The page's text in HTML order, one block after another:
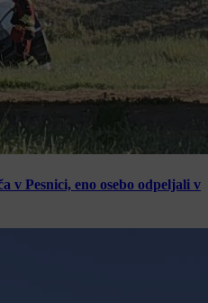
v Pesnici, eno osebo odpeljali v